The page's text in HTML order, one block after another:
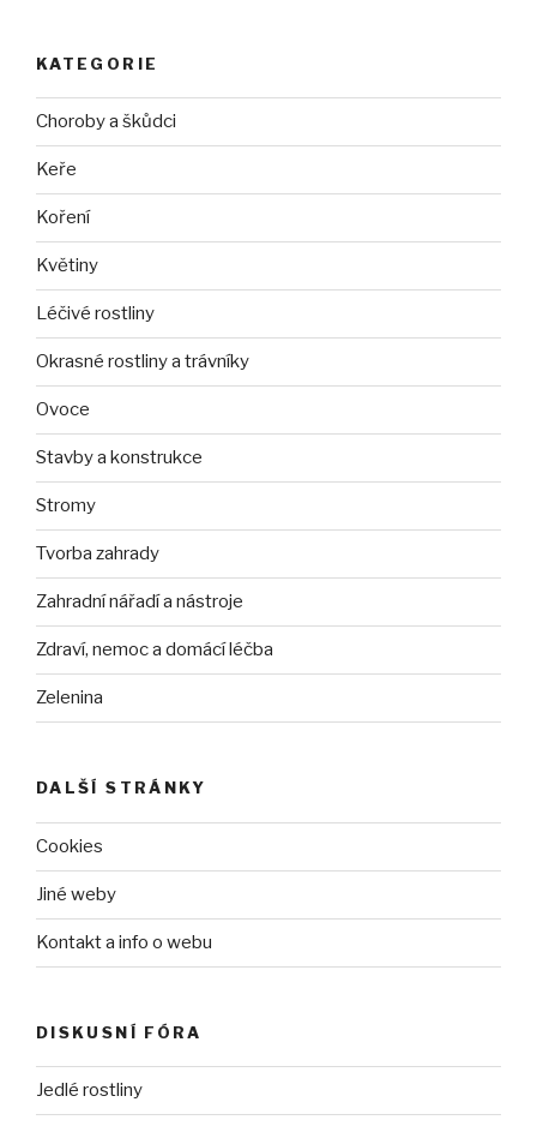
KATEGORIE
Choroby a škůdci
Keře
Koření
Květiny
Léčivé rostliny
Okrasné rostliny a trávníky
Ovoce
Stavby a konstrukce
Stromy
Tvorba zahrady
Zahradní nářadí a nástroje
Zdraví, nemoc a domácí léčba
Zelenina
DALŠÍ STRÁNKY
Cookies
Jiné weby
Kontakt a info o webu
DISKUSNÍ FÓRA
Jedlé rostliny